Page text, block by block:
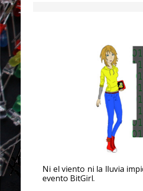
Ni el viento ni la lluvia
evento BitGirl.